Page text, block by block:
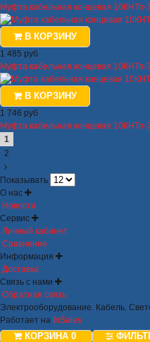
Муфта кабельная концевая 10КНТп-
В КОРЗИНУ
1 485 руб
Муфта кабельная концевая 10КНТп-
В КОРЗИНУ
1 746 руб
Муфта кабельная концевая 10КНТп-
1
2
Показывать
О нас
Новости
Сервис
Личный кабинет
Сравнение
Информация
Доставка
Связь с нами
Обратная связь
Электрооборудование. Кабель.
Работает на InSales
КОРЗИНА 0